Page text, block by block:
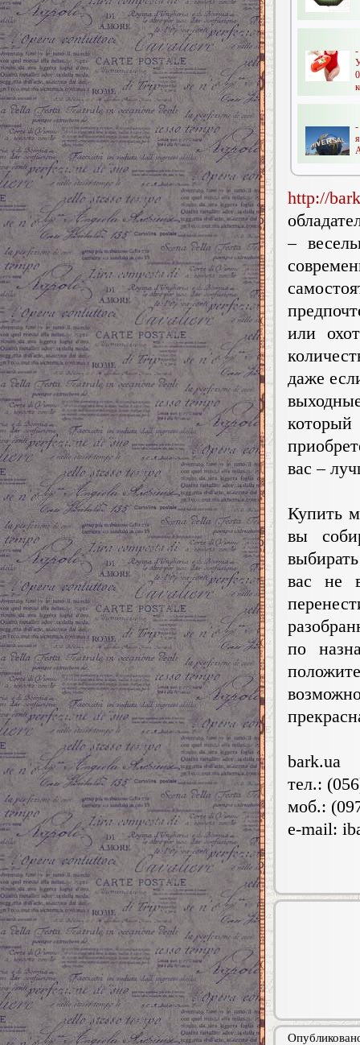
-
http://
–
или
даже
вас –
Купить
вы
вас не
по
bark.ua
тел.:
моб.:
e-mail: